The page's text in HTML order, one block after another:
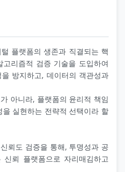
플랫폼의 생존과 직결되는 핵
리즘적 검증 기술을 도입하여
방지하고, 데이터의 객관성과
아니라, 플랫폼의 윤리적 책임
실현하는 전략적 선택이라 할
뢰도 검증을 통해, 투명성과 공
뢰 플랫폼으로 자리매김하고